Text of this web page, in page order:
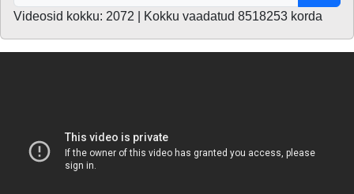
Videosid kokku: 2072 | Kokku vaadatud 8518253 korda